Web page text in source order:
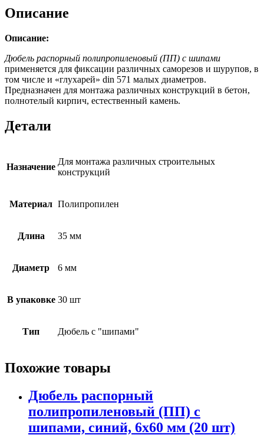
Описание
Описание:
Дюбель распорный полипропиленовый (ПП) с шипами
применяется для фиксации различных саморезов и шурупов, в
том числе и «глухарей» din 571 малых диаметров.
Предназначен для монтажа различных конструкций в бетон,
полнотелый кирпич, естественный камень.
Детали
Назначение
Для монтажа различных строительных
конструкций
Материал Полипропилен
Длина 35 мм
Диаметр 6 мм
В упаковке 30 шт
Тип Дюбель с "шипами"
Похожие товары
Дюбель распорный
полипропиленовый (ПП) с
шипами, синий, 6х60 мм (20 шт)